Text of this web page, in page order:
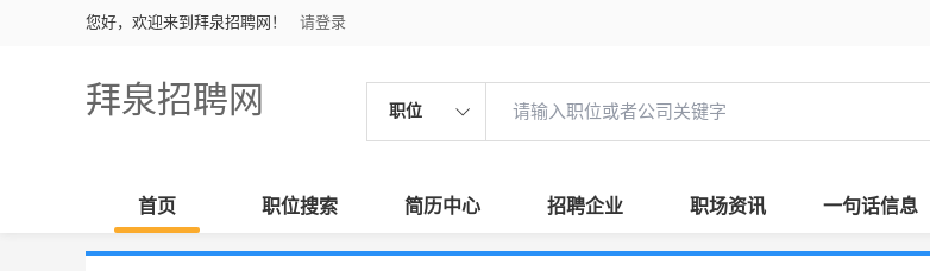
您好，欢迎来到拜泉招聘网！ 请登录
拜泉招聘网 职位
首页 职位搜索 简历中心 招聘企业 职场资讯 一句话信息